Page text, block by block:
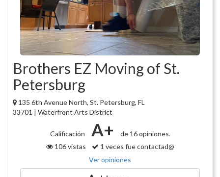
Brothers EZ Moving of St.
Petersburg
135 6th Avenue North, St. Petersburg, FL
33701 | Waterfront Arts District
Calificación A+
de 16 opiniones.
106 vistas
1 veces fue contactad@
Ver opiniones